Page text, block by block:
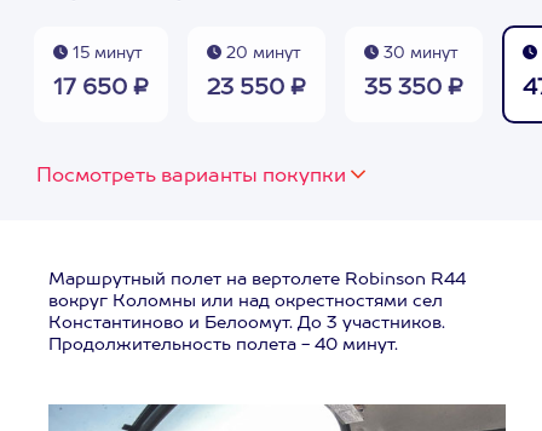
15 минут
17 650 ₽
20 минут
23 550 ₽
30 минут
35 350 ₽
Посмотреть варианты покупки
Маршрутный полет на вертолете Robinson R44
вокруг Коломны или над окрестностями сел
Константиново и Белоомут. До 3 участников.
Продолжительность полета - 40 минут.